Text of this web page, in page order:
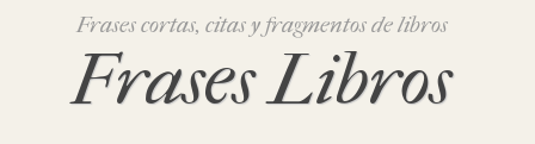
Frases cortas, citas y fragmentos de libros
Frases Libros